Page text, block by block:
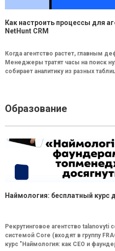
Как настроить процессы для
NetHunt CRM
Когда агентство растет, главным
Менеджеры тратят часы на поиск
собирает аналитику из разных
Образование
Наймология: бесплатный курс
Рекрутинговое агентство
системой Core (входят в группу
курс "Наймология: как СEO и